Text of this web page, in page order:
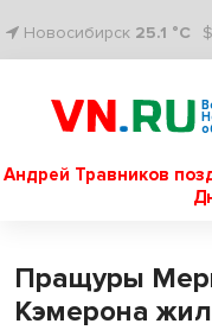
Новосибирск 25.1 °C
Андрей Травников
Пращуры
Кэмерона